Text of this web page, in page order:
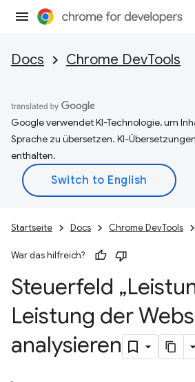
Docs Chrome DevTools
Google verwendet KI-Technologie, um
Sprache zu übersetzen. KI-
enthalten.
Startseite Docs Chrome DevTools
War das hilfreich?
Steuerfeld
Leistung der
analysieren